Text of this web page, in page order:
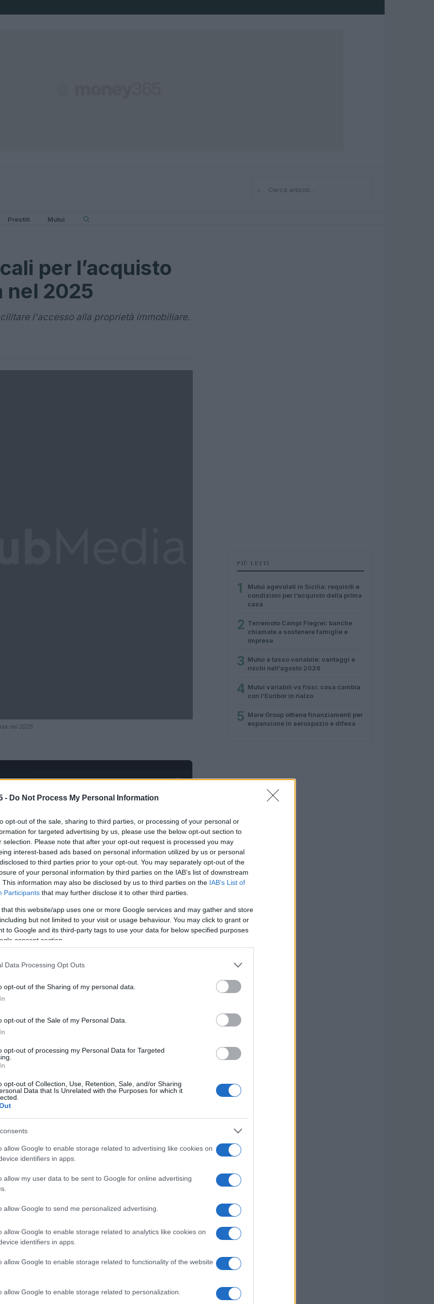
- Do Not Process My Personal Information
opt-out of the sale, sharing to third parties, or processing of your personal or
for targeted advertising by us, please use the below opt-out section to
selection. Please note that after your opt-out request is processed you may
interest-based ads based on personal information utilized by us or personal
to third parties prior to your opt-out. You may separately opt-out of the
of your personal information by third parties on the IAB’s list of downstream
This information may also be disclosed by us to third parties on the IAB’s List of
Participants that may further disclose it to other third parties.
that this website/app uses one or more Google services and may gather and store
but not limited to your visit or usage behaviour. You may click to grant or
to Google and its third-party tags to use your data for below specified purposes
consent section.
Data Processing Opt Outs
opt-out of the Sharing of my personal data.
opt-out of the Sale of my Personal Data.
opt-out of processing my Personal Data for Targeted
opt-out of Collection, Use, Retention, Sale, and/or Sharing
Data that Is Unrelated with the Purposes for which it
allow Google to enable storage related to advertising like cookies on
identifiers in apps.
allow my user data to be sent to Google for online advertising
allow Google to send me personalized advertising.
allow Google to enable storage related to analytics like cookies on
identifiers in apps.
allow Google to enable storage related to functionality of the website
allow Google to enable storage related to personalization.
⌕Cerca
Prestiti Mutui
per l’acquisto
nel 2025
l'accesso alla proprietà immobiliare.
nel 2025.
POWERED BYAdhubMedia
per la prima casa
una serie di
di facilitare l’accesso alla proprietà
Queste misure sono parte della Legge
abitativo e a incentivare l’acquisto di
l’acquisto della loro abitazione principale
IRPEF del 19%sugli interessi passivi e sugli
si applica su un importo massimo di 4.000
fino a 760 euro all’anno. Tuttavia, è
redditi superiori a 75.000 euro, le
le agevolazioni disponibili.
Casa
PIÙ LETTI
1
Mutui agevolati in Sicilia: requisiti e
condizioni per l’acquisto della prima
casa
2 Terremoto Campi Flegrei: banche
chiamate a sostenere famiglie e
imprese
3 Mutui a tasso variabile: vantaggi e
rischi nell’agosto 2026
4 Mutui variabili vs fissi: cosa cambia
con l’Euribor in rialzo
5 Mare Group ottiene finanziamenti per
espansione in aerospazio e difesa